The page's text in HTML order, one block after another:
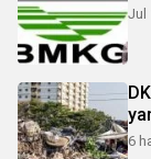
Jul
6